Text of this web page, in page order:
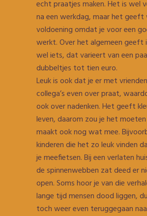
echt praatjes maken. Het is wel
na een werkdag, maar het geeft
voldoening omdat je voor een
werkt. Over het algemeen geeft
wel iets, dat varieert van een
dubbeltjes tot tien euro.
Leuk is ook dat je er met
collega’s even over praat,
ook over nadenken. Het geeft
leven, daarom zou je het moeten
maakt ook nog wat mee.
kinderen die het zo leuk vinden
je meefietsen. Bij een verlaten
de spinnenwebben zat deed er
open. Soms hoor je van die
lange tijd mensen dood liggen,
toch weer even teruggegaan